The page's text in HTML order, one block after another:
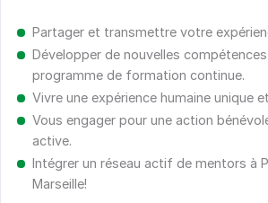
Partager et transmettre votre
Développer de nouvelles
programme de formation continue.
Vivre une expérience humaine unique
Vous engager pour une action
active.
Intégrer un réseau actif de mentors à
Marseille!